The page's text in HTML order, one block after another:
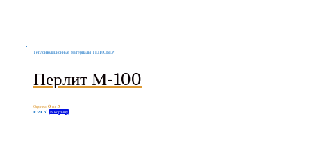
Теплоизоляционные материалы ТЕПЛОВЕР
Перлит М-100
Оценка 0 из 5
€ 24.31 В корзину